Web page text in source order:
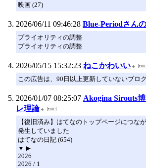
映画 (27)
2026/06/11 09:46:28 Blue-Periodさん
プライオリティの調整
プライオリティの調整
2026/05/15 15:32:23 ねこかわいい
この広告は、90日以上更新していないブロ
2026/01/07 08:25:07 Akogina Sirouts
レ理論
【復旧済み】はてなのトップページにつな
発生していました
はてなの日記 (654)
▼ ▶
2026
2026 / 1